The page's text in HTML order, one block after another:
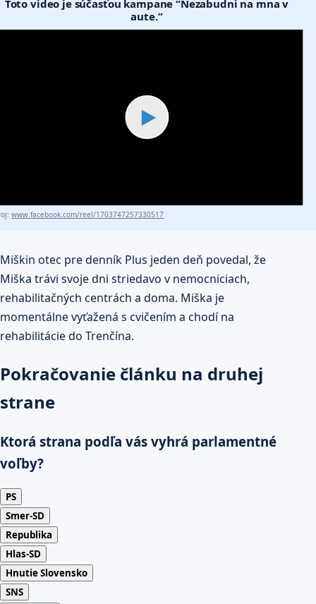
Toto video je súčasťou kampane “Nezabudni na mna v
aute.”
▶
www.facebook.com/reel/1703747257330517
Miškin otec pre denník Plus jeden deň povedal, že
Miška trávi svoje dni striedavo v nemocniciach,
rehabilitačných centrách a doma. Miška je
momentálne vyťažená s cvičením a chodí na
rehabilitácie do Trenčína.
Pokračovanie článku na druhej
strane
Ktorá strana podľa vás vyhrá parlamentné
voľby?
PS
Smer-SD
Republika
Hlas-SD
Hnutie Slovensko
SNS